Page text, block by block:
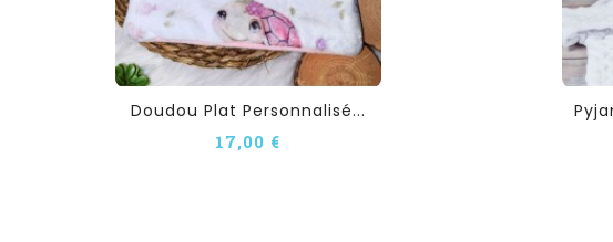
Doudou Plat Personnalisé...
17,00 €